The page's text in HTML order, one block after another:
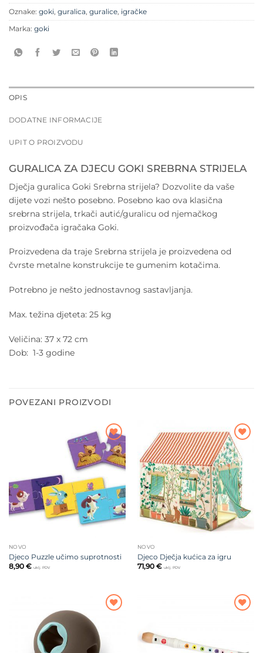
Oznake: goki, guralica, guralice, igračke
Marka: goki
OPIS
DODATNE INFORMACIJE
UPIT O PROIZVODU
GURALICA ZA DJECU GOKI SREBRNA STRIJELA
Dječja guralica Goki Srebrna strijela? Dozvolite da vaše
dijete vozi nešto posebno. Posebno kao ova klasična
srebrna strijela, trkači autić/guralicu od njemačkog
proizvođača igračaka Goki.
Proizvedena da traje Srebrna strijela je proizvedena od
čvrste metalne konstrukcije te gumenim kotačima.
Potrebno je nešto jednostavnog sastavljanja.
Max. težina djeteta: 25 kg
Veličina: 37 x 72 cm
Dob: 1-3 godine
POVEZANI PROIZVODI
Dodajte
na listu
želja
NOVO
Djeco Puzzle učimo suprotnosti
8,90 € uklj. PDV
Dodajte
na listu
želja
NOVO
Djeco Dječja kućica za igru
71,90 € uklj. PDV